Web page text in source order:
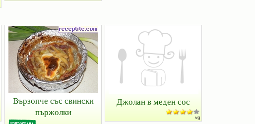
Вързопче със свински
пържолки
Джолан в меден сос
vg